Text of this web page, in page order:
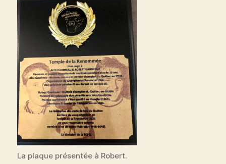
La plaque présentée à Robert.